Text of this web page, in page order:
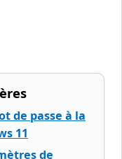
de passe à la
11
de